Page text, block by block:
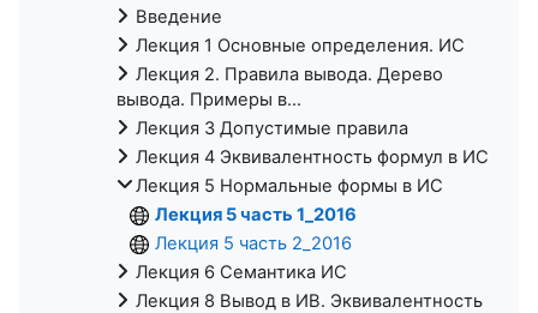
Введение
Лекция 1 Основные определения. ИС
Лекция 2. Правила вывода. Дерево
вывода. Примеры в...
Лекция 3 Допустимые правила
Лекция 4 Эквивалентность формул в ИС
Лекция 5 Нормальные формы в ИС
Лекция 5 часть 1_2016
Лекция 5 часть 2_2016
Лекция 6 Семантика ИС
Лекция 8 Вывод в ИВ. Эквивалентность